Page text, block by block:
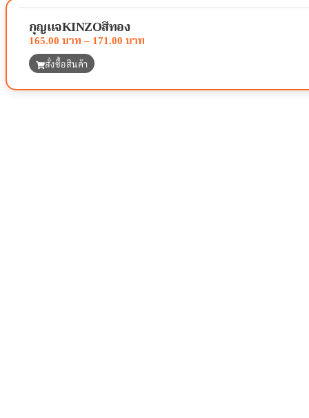
กุญแจKINZOสีทอง
165.00 – 171.00
สั่งซื้อสินค้า